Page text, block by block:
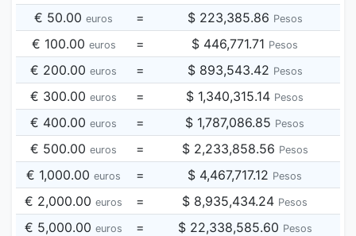
€ 50.00 euros = $ 223,385.86 Pesos
€ 100.00 euros = $ 446,771.71 Pesos
€ 200.00 euros = $ 893,543.42 Pesos
€ 300.00 euros = $ 1,340,315.14 Pesos
€ 400.00 euros = $ 1,787,086.85 Pesos
€ 500.00 euros = $ 2,233,858.56 Pesos
€ 1,000.00 euros = $ 4,467,717.12 Pesos
€ 2,000.00 euros = $ 8,935,434.24 Pesos
€ 5,000.00 euros = $ 22,338,585.60 Pesos